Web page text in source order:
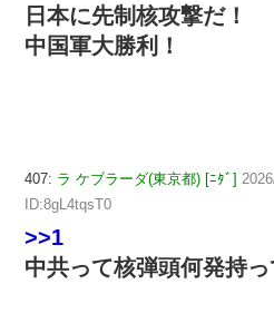
日本に先制核攻撃だ！
中国軍大勝利！
407: ラ ケブラーダ(東京都) [ﾆﾀﾞ]
ID:8gL4tqsT0
>>1
中共って核弾頭何発持